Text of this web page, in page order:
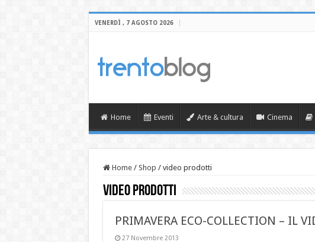
VENERDÌ , 7 AGOSTO 2026
Home Eventi Arte & cultura Cinema
Home / Shop / video prodotti
video prodotti
PRIMAVERA ECO-COLLECTION – IL
27 Novembre 2013